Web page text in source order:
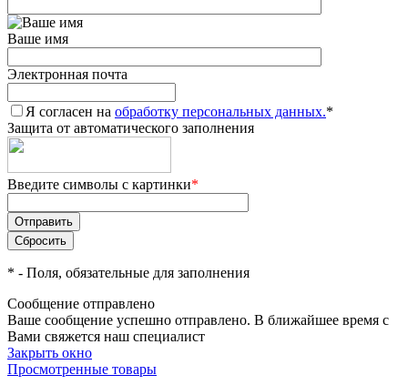
Ваше имя
Электронная почта
Я согласен на обработку персональных данных.*
Защита от автоматического заполнения
Введите символы с картинки*
* - Поля, обязательные для заполнения
Сообщение отправлено
Ваше сообщение успешно отправлено. В ближайшее время с
Вами свяжется наш специалист
Закрыть окно
Просмотренные товары